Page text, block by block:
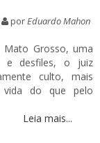
porEduardo Mahon
Mato Grosso, uma
e desfiles, o juiz
culto, mais
vida do que pelo
Leia mais...